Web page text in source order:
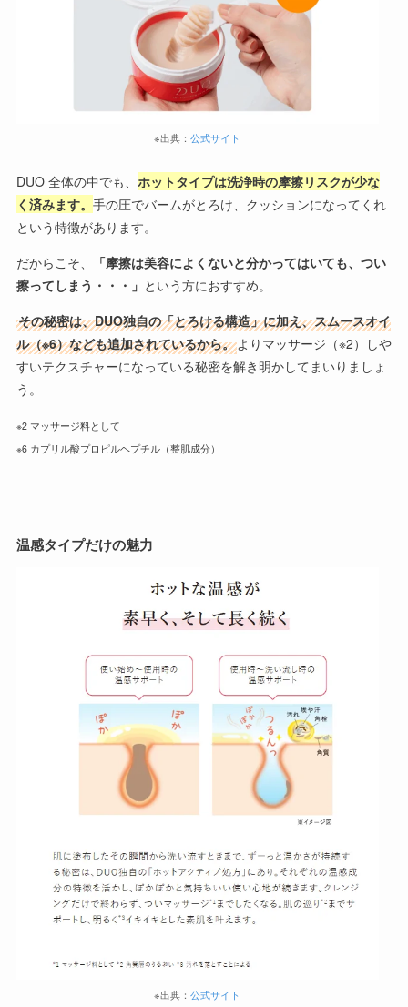
※出典：公式サイト
DUO 全体の中でも、 ホットタイプは洗浄時の摩擦リスクが少な
く済みます。 手の圧でバームがとろけ、クッションになってくれ
という特徴があります。
だからこそ、
「摩擦は美容によくないと分かってはいても、つい
擦ってしまう・・・」 という方におすすめ。
その秘密は、DUO独自の「とろける構造」に加え、スムースオイ
ル（※6）なども追加されているから。よりマッサージ（※2）しや
すいテクスチャーになっている秘密を解き明かしてまいりましょ
う。
※2 マッサージ料として
※6 カプリル酸プロピルヘプチル（整肌成分）
温感タイプだけの魅力
※出典：公式サイト